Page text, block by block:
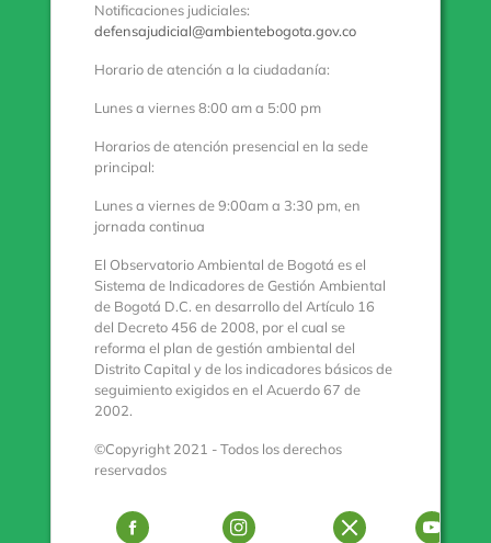
Notificaciones judiciales:
defensajudicial@ambientebogota.gov.co
Horario de atención a la ciudadanía:
Lunes a viernes 8:00 am a 5:00 pm
Horarios de atención presencial en la sede
principal:
Lunes a viernes de 9:00am a 3:30 pm, en
jornada continua
El Observatorio Ambiental de Bogotá es el
Sistema de Indicadores de Gestión Ambiental
de Bogotá D.C. en desarrollo del Artículo 16
del Decreto 456 de 2008, por el cual se
reforma el plan de gestión ambiental del
Distrito Capital y de los indicadores básicos de
seguimiento exigidos en el Acuerdo 67 de
2002.
©Copyright 2021 - Todos los derechos
reservados